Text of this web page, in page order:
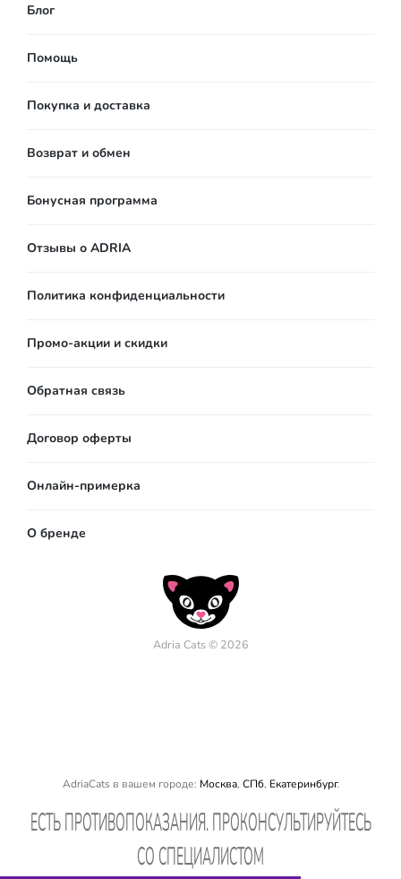
Блог
Помощь
Покупка и доставка
Возврат и обмен
Бонусная программа
Отзывы о ADRIA
Политика конфиденциальности
Промо-акции и скидки
Обратная связь
Договор оферты
Онлайн-примерка
О бренде
Adria Cats © 2026
AdriaCats в вашем городе: Москва, СПб, Екатеринбург.
EСТЬ ПРОТИВОПОКАЗАНИЯ. ПРОКОНСУЛЬТИРУЙТЕСЬ
СО СПЕЦИАЛИСТОМ